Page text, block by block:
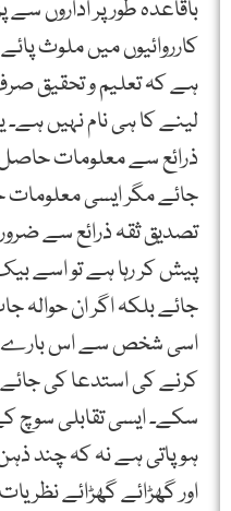
باقاعدہ طور پر اداروں
کارروائیوں میں ملوث
ہے کہ تعلیم و تحقیق
لینے کا ہی نام نہیں ہے۔
ذرائع سے معلومات
جائے مگر ایسی
تصدیق ثقہ ذرائع سے
پیش کر رہا ہے تو اسے
جائے بلکہ اگر ان حوالہ
اسی شخص سے اس بارے
کرنے کی استدعا کی
سکے۔ ایسی تقابلی سوچ
ہو پاتی ہے نہ کہ چند
اور گھڑائے گھڑائے